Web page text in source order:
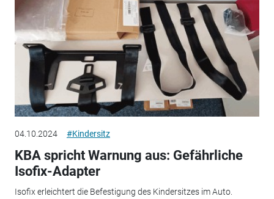
04.10.2024 #Kindersitz
KBA spricht Warnung aus: Gefährliche
Isofix-Adapter
Isofix erleichtert die Befestigung des Kindersitzes im Auto.